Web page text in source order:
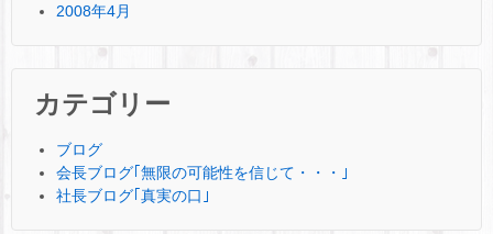
2008年4月
カテゴリー
ブログ
会長ブログ｢無限の可能性を信じて・・・｣
社長ブログ｢真実の口｣